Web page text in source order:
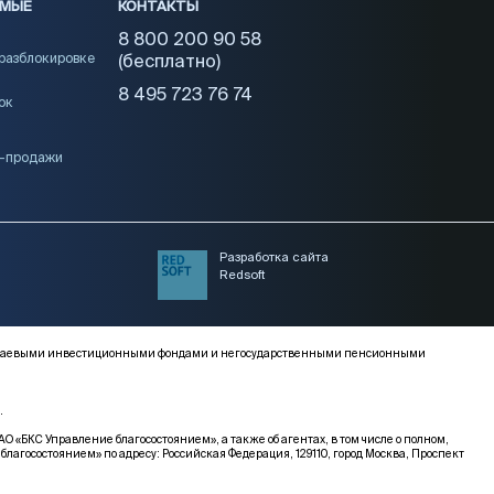
продажи
КОНТАКТЫ
8 800 200 90 58
(бесплатно)
8 495 723 76 74
Разработка сайта
Redsoft
инвестиционными фондами и негосударственными пенсионными
Управление благосостоянием», а также об агентах, в том числе о полном,
по адресу: Российская Федерация, 129110, город Москва, Проспект